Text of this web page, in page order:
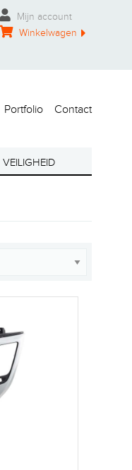
Mijn account
Winkelwagen
Portfolio Contact
VEILIGHEID